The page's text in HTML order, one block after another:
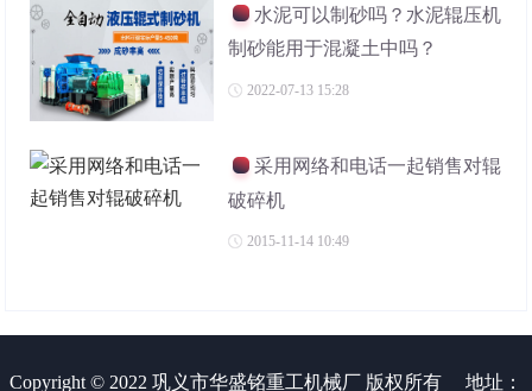
水泥可以制砂吗？水泥辊压机
制砂能用于混凝土中吗？
2022-07-13 15:28
采用网络和电话一起销售对辊
破碎机
2015-11-14 10:49
Copyright © 2022 巩义市华盛铭重工机械厂 版权所有 地址：